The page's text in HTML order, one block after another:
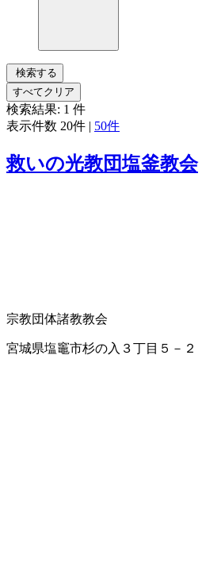
検索する
すべてクリア
検索結果: 1 件
表示件数 20件 | 50件
救いの光教団塩釜教会
宗教団体諸教教会
宮城県塩竈市杉の入３丁目５－２